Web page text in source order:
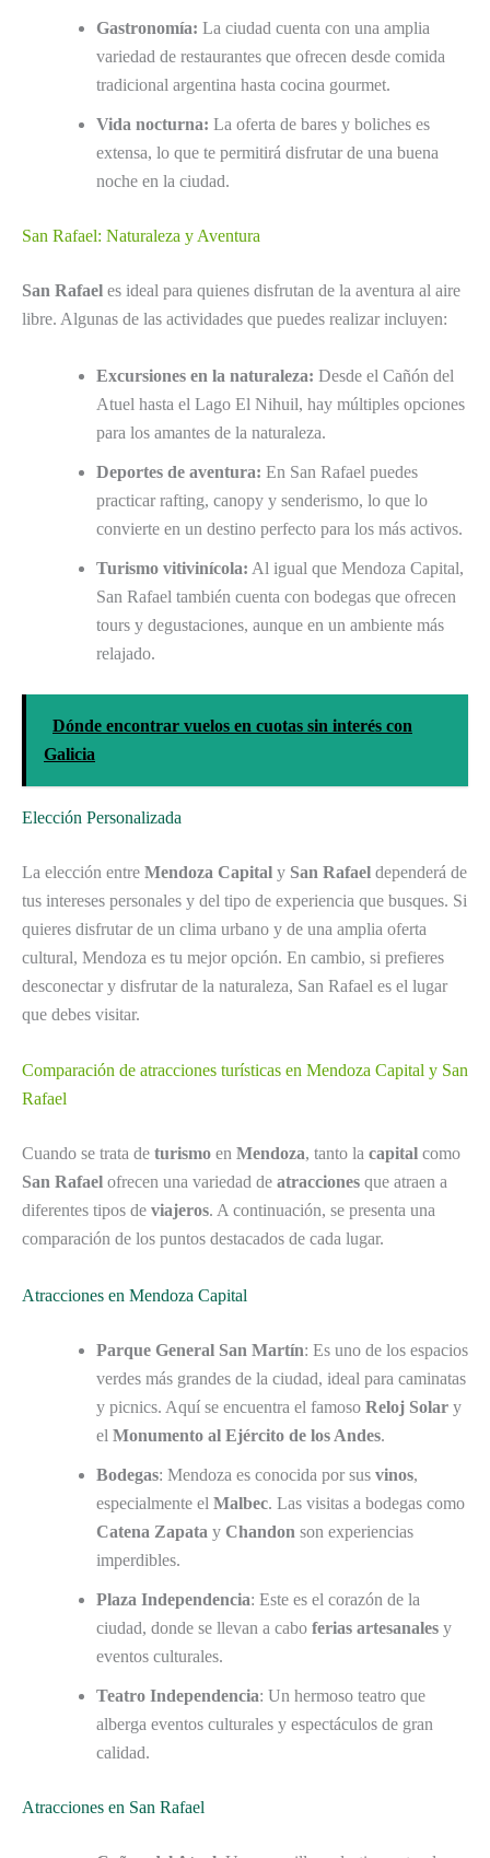
Gastronomía: La ciudad cuenta con una amplia
variedad de restaurantes que ofrecen desde comida
tradicional argentina hasta cocina gourmet.
Vida nocturna: La oferta de bares y boliches es
extensa, lo que te permitirá disfrutar de una buena
noche en la ciudad.
San Rafael: Naturaleza y Aventura
San Rafael es ideal para quienes disfrutan de la aventura al aire
libre. Algunas de las actividades que puedes realizar incluyen:
Excursiones en la naturaleza: Desde el Cañón del
Atuel hasta el Lago El Nihuil, hay múltiples opciones
para los amantes de la naturaleza.
Deportes de aventura: En San Rafael puedes
practicar rafting, canopy y senderismo, lo que lo
convierte en un destino perfecto para los más activos.
Turismo vitivinícola: Al igual que Mendoza Capital,
San Rafael también cuenta con bodegas que ofrecen
tours y degustaciones, aunque en un ambiente más
relajado.
Dónde encontrar vuelos en cuotas sin interés con
Galicia
Elección Personalizada
La elección entre Mendoza Capital y San Rafael dependerá de
tus intereses personales y del tipo de experiencia que busques. Si
quieres disfrutar de un clima urbano y de una amplia oferta
cultural, Mendoza es tu mejor opción. En cambio, si prefieres
desconectar y disfrutar de la naturaleza, San Rafael es el lugar
que debes visitar.
Comparación de atracciones turísticas en Mendoza Capital y San
Rafael
Cuando se trata de turismo en Mendoza, tanto la capital como
San Rafael ofrecen una variedad de atracciones que atraen a
diferentes tipos de viajeros. A continuación, se presenta una
comparación de los puntos destacados de cada lugar.
Atracciones en Mendoza Capital
Parque General San Martín: Es uno de los espacios
verdes más grandes de la ciudad, ideal para caminatas
y picnics. Aquí se encuentra el famoso Reloj Solar y
el Monumento al Ejército de los Andes.
Bodegas: Mendoza es conocida por sus vinos,
especialmente el Malbec. Las visitas a bodegas como
Catena Zapata y Chandon son experiencias
imperdibles.
Plaza Independencia: Este es el corazón de la
ciudad, donde se llevan a cabo ferias artesanales y
eventos culturales.
Teatro Independencia: Un hermoso teatro que
alberga eventos culturales y espectáculos de gran
calidad.
Atracciones en San Rafael